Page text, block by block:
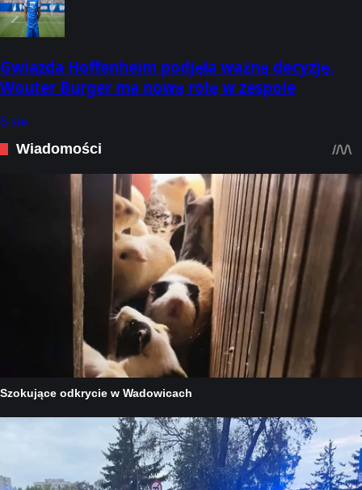
Gwiazda Hoffenheim podjęła ważną decyzję.
Wouter Burger ma nową rolę w zespole
6 sie